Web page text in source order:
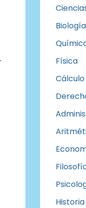
Biología
Física
Historia